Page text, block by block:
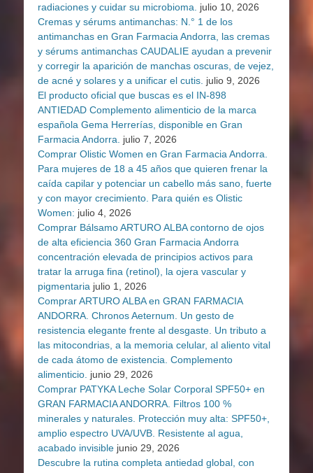
radiaciones y cuidar su microbioma.
julio 10, 2026
Cremas y sérums antimanchas: N.° 1 de los
antimanchas en Gran Farmacia Andorra, las cremas
y sérums antimanchas CAUDALIE ayudan a prevenir
y corregir la aparición de manchas oscuras, de vejez,
de acné y solares y a unificar el cutis. julio 9, 2026
El producto oficial que buscas es el IN-898
ANTIEDAD Complemento alimenticio de la marca
española Gema Herrerías, disponible en Gran
Farmacia Andorra.
julio 7, 2026
Comprar Olistic Women en Gran Farmacia Andorra.
Para mujeres de 18 a 45 años que quieren frenar la
caída capilar y potenciar un cabello más sano, fuerte
y con mayor crecimiento. Para quién es Olistic
Women: julio 4, 2026
Comprar Bálsamo ARTURO ALBA contorno de ojos
de alta eficiencia 360 Gran Farmacia Andorra
concentración elevada de principios activos para
tratar la arruga fina (retinol), la ojera vascular y
pigmentaria julio 1, 2026
Comprar ARTURO ALBA en GRAN FARMACIA
ANDORRA. Chronos Aeternum. Un gesto de
resistencia elegante frente al desgaste. Un tributo a
las mitocondrias, a la memoria celular, al aliento vital
de cada átomo de existencia. Complemento
alimenticio. junio 29, 2026
Comprar PATYKA Leche Solar Corporal SPF50+ en
GRAN FARMACIA ANDORRA. Filtros 100 %
minerales y naturales. Protección muy alta: SPF50+,
amplio espectro UVA/UVB. Resistente al agua,
acabado invisible junio 29, 2026
Descubre la rutina completa antiedad global, con